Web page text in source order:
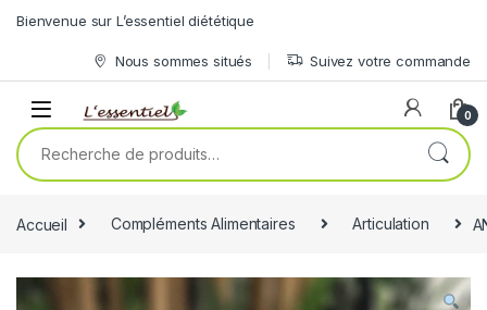
Skip to navigation
Bienvenue sur L’essentiel diététique
Nous sommes situés Suivez votre commande
0
Recherche pour :
Accueil Compléments Alimentaires Articulation